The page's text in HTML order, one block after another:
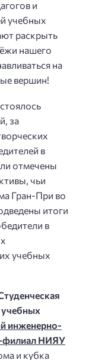
и
учебных
раскрыть
нашего
на
вершин!
за
в
отмечены
чьи
Гран-При во
итоги
в
учебных
учебных
инженерно-
филиал НИЯУ
и кубка